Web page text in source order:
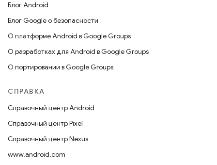
Блог Android
Блог Google о безопасности
О платформе Android в Google Groups
О разработках для Android в Google Groups
О портировании в Google Groups
СПРАВКА
Справочный центр Android
Справочный центр Pixel
Справочный центр Nexus
www.android.com